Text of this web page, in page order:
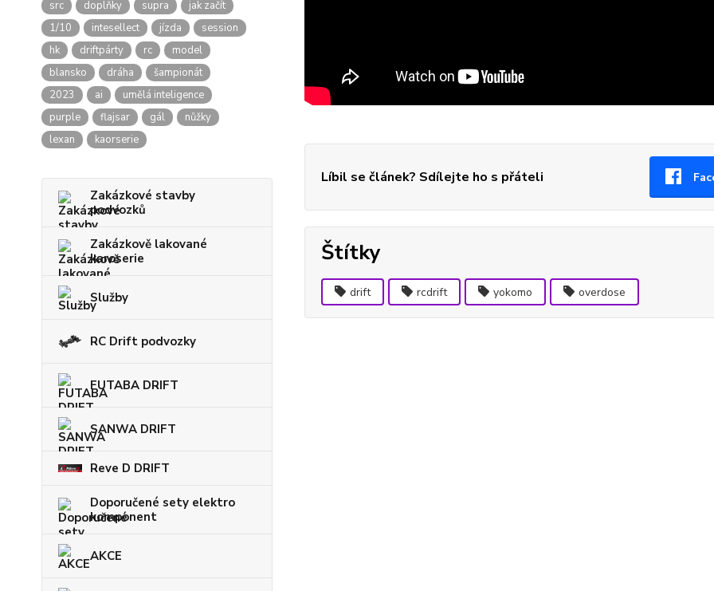
src
doplňky supra
jak začít
1/10
intesellect jízda
session
hk
driftpárty rc
model
blansko
dráha
šampionát
2023
ai
umělá inteligence
purple
flajsar gál
nůžky
lexan
kaorserie
Zakázkové stavby
podvozků
Zakázkově lakované
karoserie
Služby
RC Drift podvozky
FUTABA DRIFT
SANWA DRIFT
Reve D DRIFT
Doporučené sety elektro
komponent
AKCE
Líbil se článek? Sdílejte ho s přáteli
Štítky
drift rcdrift yokomo overdose